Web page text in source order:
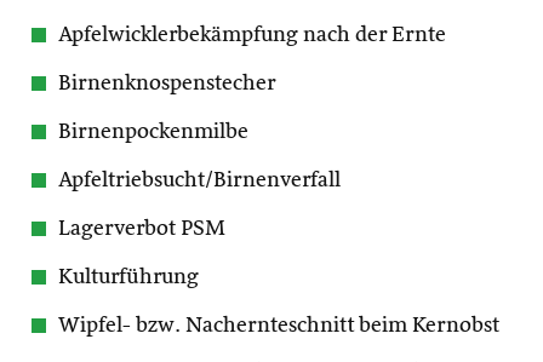
Apfelwicklerbekämpfung nach der Ernte
Birnenknospenstecher
Birnenpockenmilbe
Apfeltriebsucht/Birnenverfall
Lagerverbot PSM
Kulturführung
Wipfel- bzw. Nachernteschnitt beim Kernobst